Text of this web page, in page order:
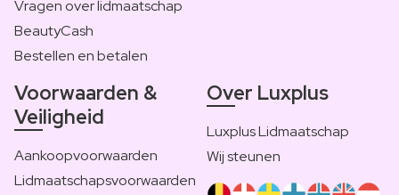
Vragen over lidmaatschap
BeautyCash
Bestellen en betalen
Voorwaarden &
Veiligheid
Aankoopvoorwaarden
Lidmaatschapsvoorwaarden
Over Luxplus
Luxplus Lidmaatschap
Wij steunen